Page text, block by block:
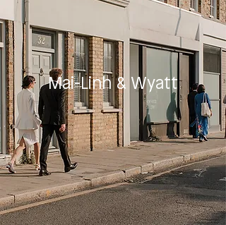
Mai-Linh & Wyatt